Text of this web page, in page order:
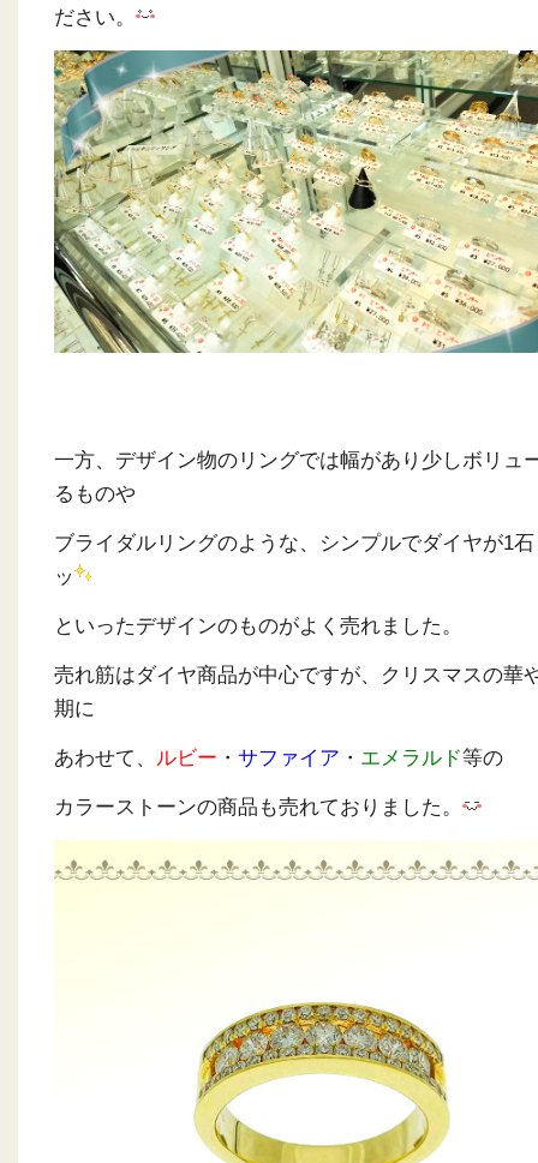
ださい。
一方、デザイン物のリングでは幅があり少しボリュ
るものや
ブライダルリングのような、シンプルでダイヤが1
ッ
といったデザインのものがよく売れました。
売れ筋はダイヤ商品が中心ですが、クリスマスの華
期に
あわせて、 ルビー ・ サファイア ・ エメラルド等の
カラーストーンの商品も売れておりました。